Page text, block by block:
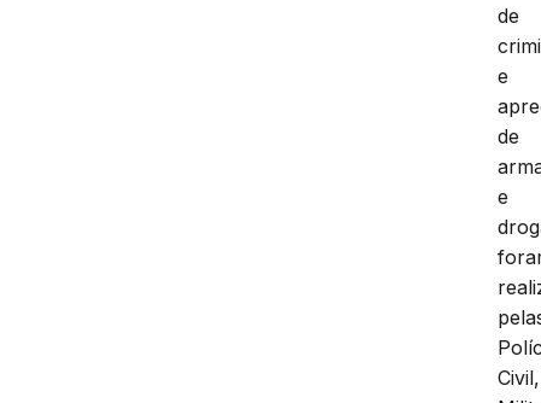
de
e
de
e
Civil,